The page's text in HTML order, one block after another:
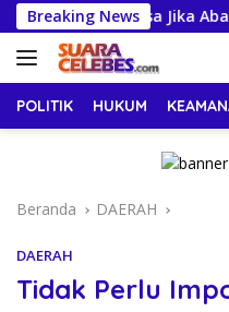
Langsung
ke
konten
Breaking News
Paksa Jika Abaikan
POLITIK HUKUM
Beranda DAERAH
DAERAH
Tidak Perlu